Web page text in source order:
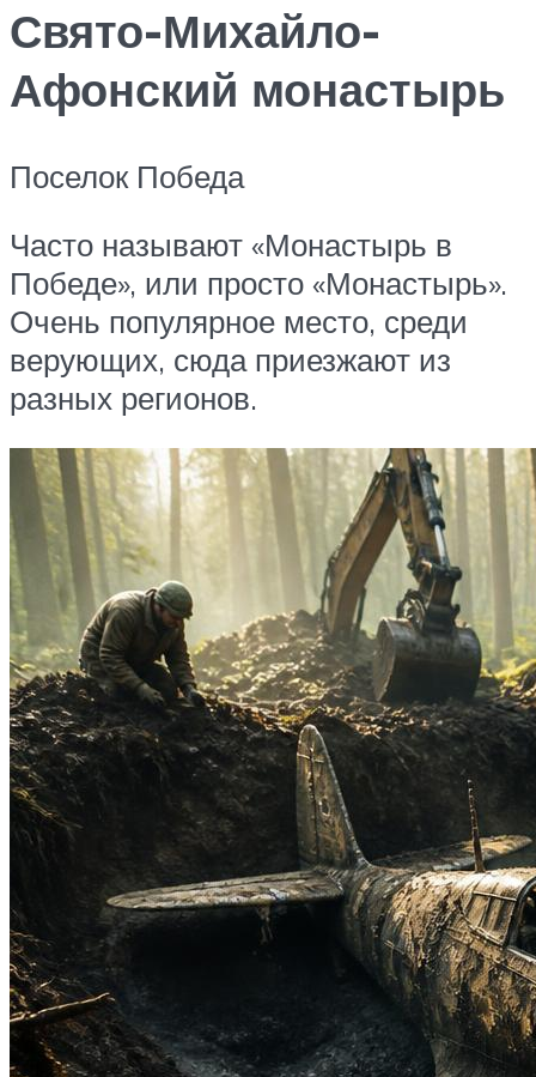
Свято-Михайло-
Афонский монастырь
Поселок Победа
Часто называют «Монастырь в
Победе», или просто «Монастырь».
Очень популярное место, среди
верующих, сюда приезжают из
разных регионов.